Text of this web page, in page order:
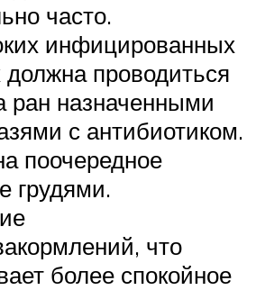
часто.
инфицированных
проводиться
ран назначенными
с антибиотиком.
поочередное
грудями.
что
более спокойное